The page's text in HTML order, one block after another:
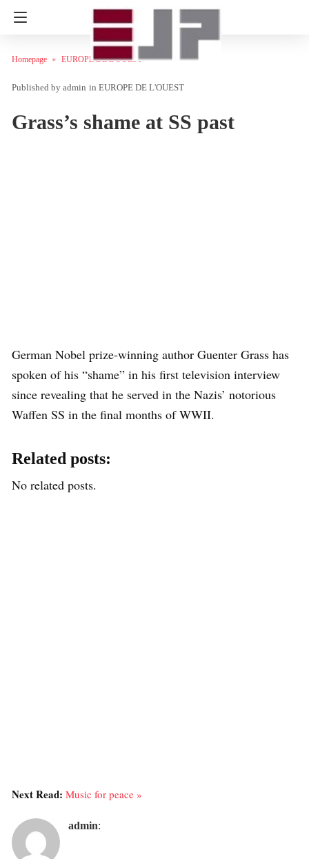
Homepage EUROPE DE L'OUEST
admin in EUROPE DE L'OUEST
Grass’s shame at SS past
German Nobel prize-winning author Guenter Grass has
spoken of his “shame” in his first television interview
since revealing that he served in the Nazis’ notorious
Waffen SS in the final months of WWII.
Related posts:
No related posts.
Next Read: Music for peace »
admin: